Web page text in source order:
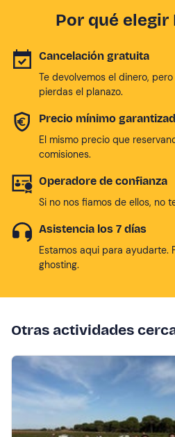
Por qué elegir
Cancelación gratuita
Te devolvemos el dinero,
pierdas el planazo.
Precio mínimo
El mismo precio que
comisiones.
Operadore de confianza
Si no nos fiamos de ellos, no
Asistencia los 7 días
Estamos aqui para ayudarte.
ghosting.
Otras actividades